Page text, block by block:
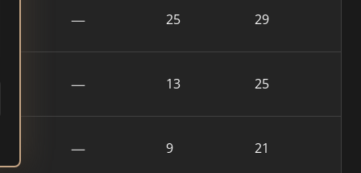
— 25 29
— 13 25
— 9 21